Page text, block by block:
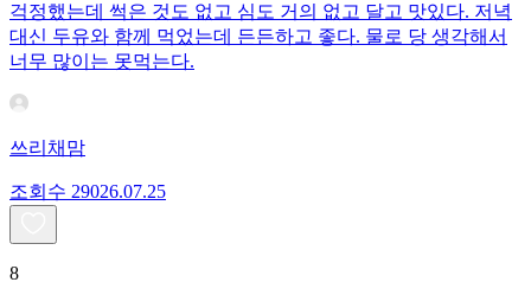
걱정했는데 썩은 것도 없고 심도 거의 없고 달고 맛있다. 저녁
대신 두유와 함께 먹었는데 든든하고 좋다. 물로 당 생각해서
너무 많이는 못먹는다.
쓰리채맘
조회수 29026.07.25
8